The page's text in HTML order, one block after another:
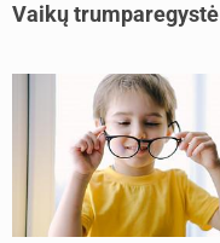
Vaikų trumparegystė